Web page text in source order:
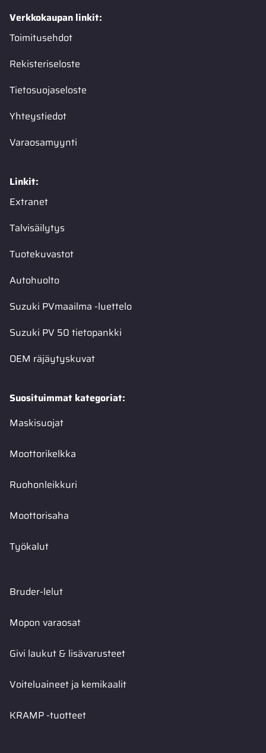
Verkkokaupan linkit:
Toimitusehdot
Rekisteriseloste
Tietosuojaseloste
Yhteystiedot
Varaosamyynti
Linkit:
Extranet
Talvisäilytys
Tuotekuvastot
Autohuolto
Suzuki PVmaailma -luettelo
Suzuki PV 50 tietopankki
OEM räjäytyskuvat
Suosituimmat kategoriat:
Maskisuojat
Moottorikelkka
Ruohonleikkuri
Moottorisaha
Työkalut
Bruder-lelut
Mopon varaosat
Givi laukut & lisävarusteet
Voiteluaineet ja kemikaalit
KRAMP -tuotteet